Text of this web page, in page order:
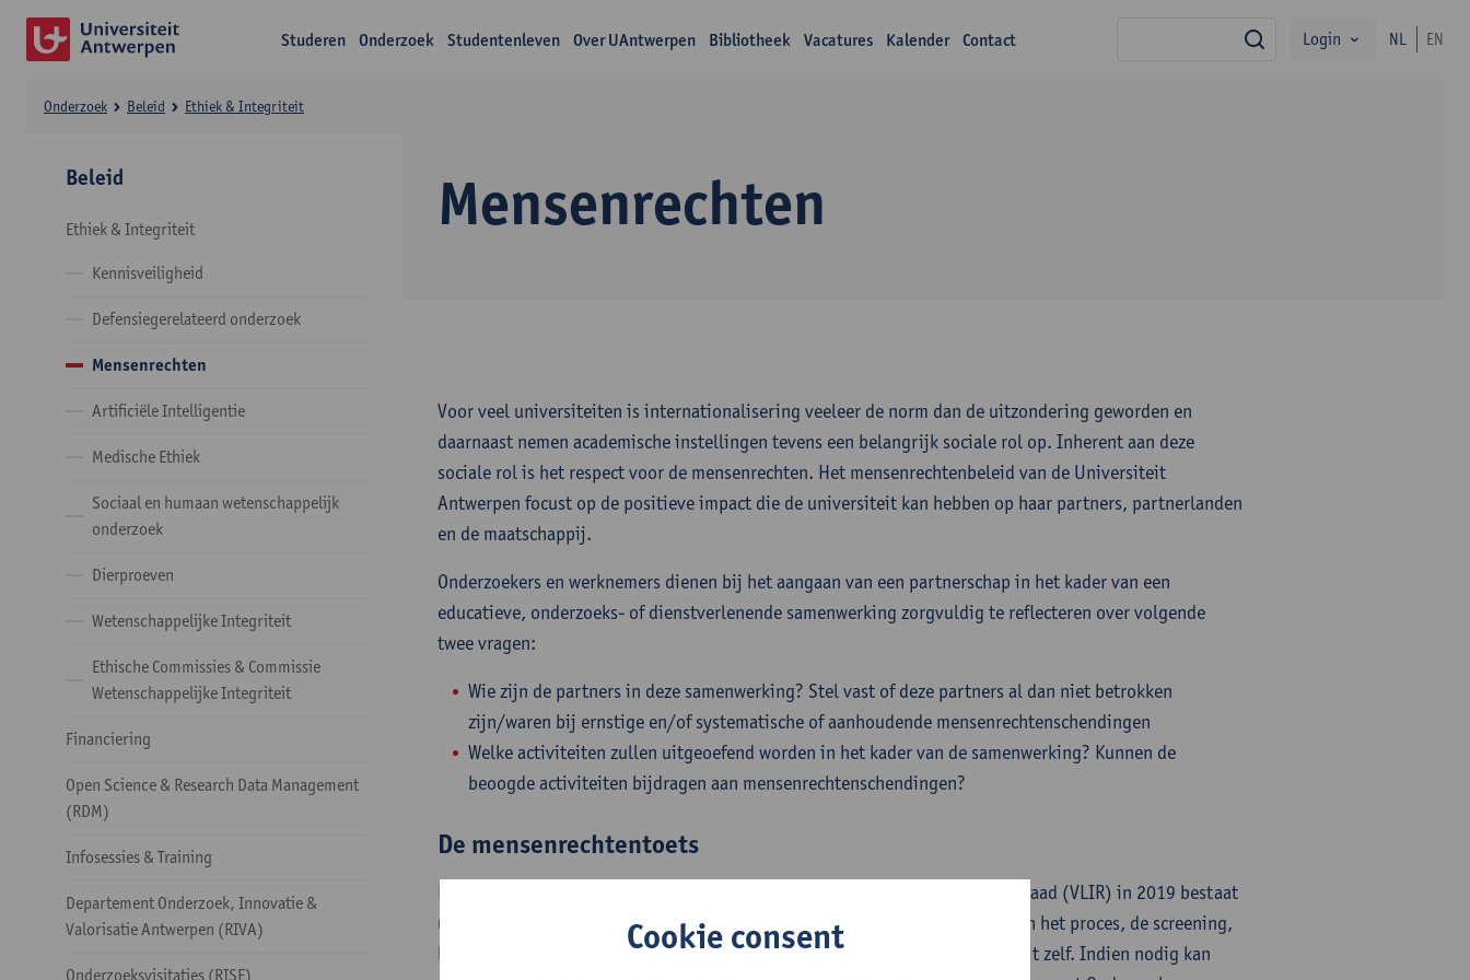
Studeren Onderzoek Studentenleven Over UAntwerpen Bibliotheek Vacatures Kalender Contact zoekLogin NL EN
Mensenrechten
Onderzoek Beleid Ethiek & Integriteit
Beleid
Ethiek & Integriteit
Kennisveiligheid
Defensiegerelateerd onderzoek
Mensenrechten
Artificiële Intelligentie
Medische Ethiek
Sociaal en humaan wetenschappelijk
onderzoek
Dierproeven
Wetenschappelijke Integriteit
Ethische Commissies & Commissie
Wetenschappelijke Integriteit
Financiering
Open Science & Research Data Management
(RDM)
Infosessies & Training
Departement Onderzoek, Innovatie &
Valorisatie Antwerpen (RIVA)
Onderzoeksvisitaties (RISE)
Voor veel universiteiten is internationalisering veeleer de norm dan de uitzondering geworden en
daarnaast nemen academische instellingen tevens een belangrijk sociale rol op. Inherent aan deze
sociale rol is het respect voor de mensenrechten. Het mensenrechtenbeleid van de Universiteit
Antwerpen focust op de positieve impact die de universiteit kan hebben op haar partners, partnerlanden
en de maatschappij.
Onderzoekers en werknemers dienen bij het aangaan van een partnerschap in het kader van een
educatieve, onderzoeks- of dienstverlenende samenwerking zorgvuldig te reflecteren over volgende
twee vragen:
Wie zijn de partners in deze samenwerking? Stel vast of deze partners al dan niet betrokken
zijn/waren bij ernstige en/of systematische of aanhoudende mensenrechtenschendingen
Welke activiteiten zullen uitgeoefend worden in het kader van de samenwerking? Kunnen de
beoogde activiteiten bijdragen aan mensenrechtenschendingen?
De mensenrechtentoets
De
zoals opgesteld door de Vlaamse Interuniversitaire Raad (VLIR) in 2019 bestaat
uit drie fasen: een screening, een scoping en een opvolging. De eerste stap in het proces, de screening,
kan worden uitgevoerd door onderzoekers en medewerkers van de universiteit zelf. Indien nodig kan
Cookie consent